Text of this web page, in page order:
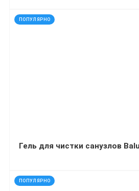
ПОПУЛЯРНО
код: 32451
ПОПУЛЯРНО
код: 60112